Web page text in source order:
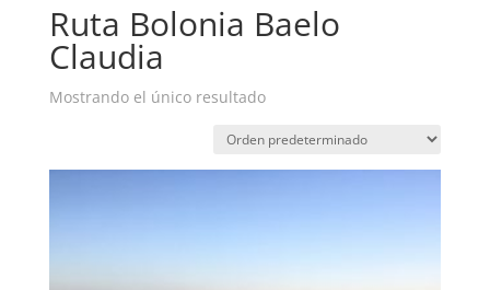
Ruta Bolonia Baelo
Claudia
Mostrando el único resultado